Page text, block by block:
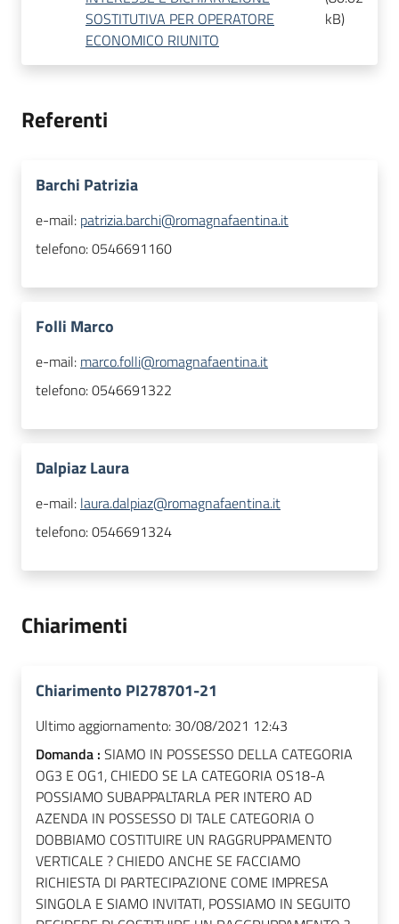
SOSTITUTIVA PER OPERATORE
ECONOMICO RIUNITO
kB)
Referenti
Barchi Patrizia
e-mail: patrizia.barchi@romagnafaentina.it
telefono:0546691160
Folli Marco
e-mail: marco.folli@romagnafaentina.it
telefono:0546691322
Dalpiaz Laura
e-mail: laura.dalpiaz@romagnafaentina.it
telefono:0546691324
Chiarimenti
Chiarimento PI278701-21
Ultimo aggiornamento: 30/08/2021 12:43
Domanda : SIAMO IN POSSESSO DELLA CATEGORIA
OG3 E OG1, CHIEDO SE LA CATEGORIA OS18-A
POSSIAMO SUBAPPALTARLA PER INTERO AD
AZENDA IN POSSESSO DI TALE CATEGORIA O
DOBBIAMO COSTITUIRE UN RAGGRUPPAMENTO
VERTICALE ? CHIEDO ANCHE SE FACCIAMO
RICHIESTA DI PARTECIPAZIONE COME IMPRESA
SINGOLA E SIAMO INVITATI, POSSIAMO IN SEGUITO